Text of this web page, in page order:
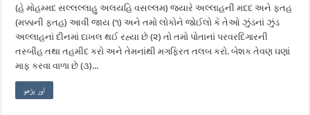
(હે મોહમ્મદ સલ્લલ્લાહુ અલયહિ વસલ્લમ) જ્યારે અલ્લાહની મદદ અને ફતહ
(મક્કાની ફતહ) આવી જાય (૧) અને તમો લોકોને જોઈલો કે તેઓ ઝુંડનાં ઝુંડ
અલ્લાહનાં દીનમાં દાખલ થઈ રહ્યા છે (૨) તો તમો પોતાનાં પરવરદિગારની
તસ્બીહ તથા તહમીદ કરો અને તેમનાંથી મગફિરત તલબ કરો. બેશક તેવણ ઘણાં
માફ કરવા વાળા છે (૩)...
اور پڑھو